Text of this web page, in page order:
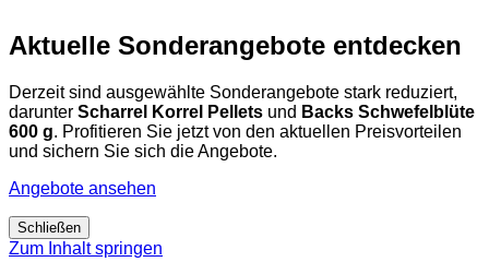
Aktuelle Sonderangebote entdecken
Derzeit sind ausgewählte Sonderangebote stark reduziert,
darunter Scharrel Korrel Pellets und Backs Schwefelblüte
600 g. Profitieren Sie jetzt von den aktuellen Preisvorteilen
und sichern Sie sich die Angebote.
Angebote ansehen
Schließen
Zum Inhalt springen